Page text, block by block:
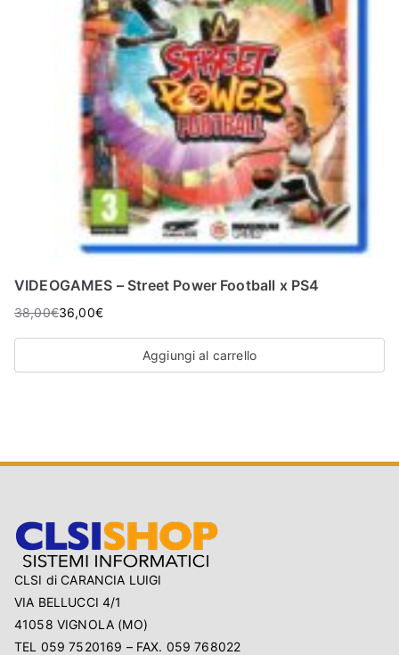
VIDEOGAMES – Street Power Football x PS4
38,00€36,00€
Aggiungi al carrello
CLSI di CARANCIA LUIGI
VIA BELLUCCI 4/1
41058 VIGNOLA (MO)
TEL 059 7520169 – FAX. 059 768022